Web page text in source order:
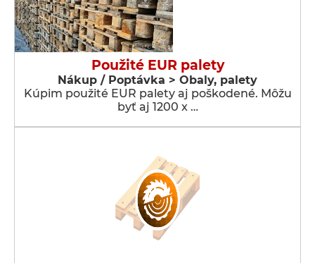
Použité EUR palety
Nákup / Poptávka > Obaly, palety
Kúpim použité EUR palety aj poškodené. Môžu
byť aj 1200 x …